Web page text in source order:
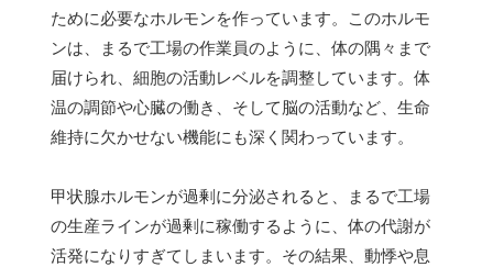
ために必要なホルモンを作っています。このホルモ
ンは、まるで工場の作業員のように、体の隅々まで
届けられ、細胞の活動レベルを調整しています。体
温の調節や心臓の働き、そして脳の活動など、生命
維持に欠かせない機能にも深く関わっています。
甲状腺ホルモンが過剰に分泌されると、まるで工場
の生産ラインが過剰に稼働するように、体の代謝が
活発になりすぎてしまいます。その結果、動悸や息